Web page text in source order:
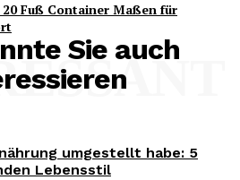
Fuß Container Maßen für
Sie auch
umgestellt habe: 5
Lebensstil